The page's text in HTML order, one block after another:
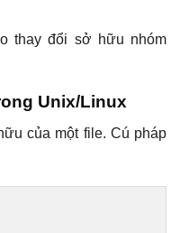
thay đổi sở hữu nhóm
Unix/Linux
của một file. Cú pháp